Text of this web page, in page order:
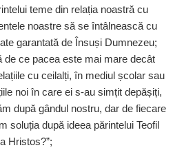
teme din relația noastră cu
noastre să se întâlnească cu
garantată de Însuși Dumnezeu;
de ce pacea este mai mare decât
cu ceilalți, în mediul școlar sau
noi în care ei s-au simțit depășiți,
după gândul nostru, dar de fiecare
soluția după ideea părintelui Teofil
Hristos?”;